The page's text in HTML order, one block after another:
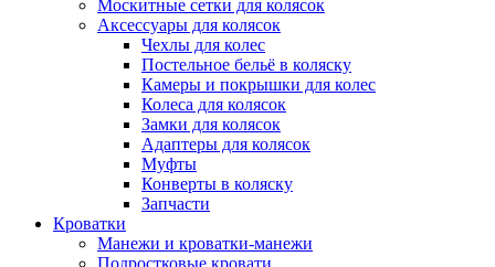
Москитные сетки для колясок
Аксессуары для колясок
Чехлы для колес
Постельное бельё в коляску
Камеры и покрышки для колес
Колеса для колясок
Замки для колясок
Адаптеры для колясок
Муфты
Конверты в коляску
Запчасти
Кроватки
Манежи и кроватки-манежи
Подростковые кровати